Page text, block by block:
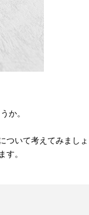
か。
ついて考えてみましょ
す。